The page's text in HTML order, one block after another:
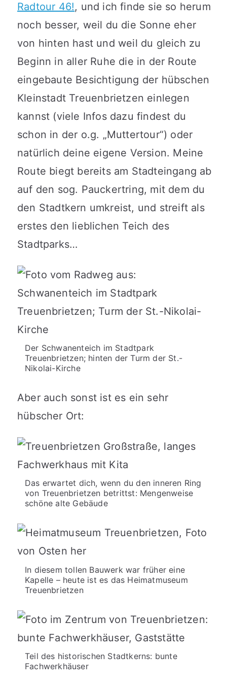
Radtour 46!, und ich finde sie so herum
noch besser, weil du die Sonne eher
von hinten hast und weil du gleich zu
Beginn in aller Ruhe die in der Route
eingebaute Besichtigung der hübschen
Kleinstadt Treuenbrietzen einlegen
kannst (viele Infos dazu findest du
schon in der o.g. „Muttertour“) oder
natürlich deine eigene Version. Meine
Route biegt bereits am Stadteingang ab
auf den sog. Pauckertring, mit dem du
den Stadtkern umkreist, und streift als
erstes den lieblichen Teich des
Stadtparks…
Der Schwanenteich im Stadtpark
Treuenbrietzen; hinten der Turm der St.-
Nikolai-Kirche
Aber auch sonst ist es ein sehr
hübscher Ort:
Das erwartet dich, wenn du den inneren Ring
von Treuenbrietzen betrittst: Mengenweise
schöne alte Gebäude
In diesem tollen Bauwerk war früher eine
Kapelle – heute ist es das Heimatmuseum
Treuenbrietzen
Teil des historischen Stadtkerns: bunte
Fachwerkhäuser